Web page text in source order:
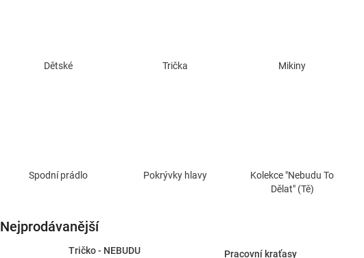
Dětské Trička Mikiny
Spodní prádlo Pokrývky hlavy
Kolekce "Nebudu To
Dělat" (Tě)
Nejprodávanější
Tričko - NEBUDU
Pracovní kraťasy